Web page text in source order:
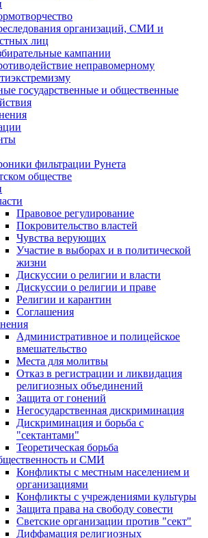
организаций, СМИ и
лиц
кампании
неправомерному
государственные и общественные
фильтрации Рунета
обществе
Правовое регулирование
Покровительство властей
Чувства верующих
Участие в выборах и в политической
жизни
Дискуссии о религии и власти
Дискуссии о религии и праве
Религии и карантин
Соглашения
Административное и полицейское
вмешательство
Места для молитвы
Отказ в регистрации и ликвидация
религиозных объединений
Защита от гонений
Негосударственная дискриминация
Дискриминация и борьба с
"сектантами"
Теоретическая борьба
и СМИ
Конфликты с местным населением и
организациями
Конфликты с учреждениями культуры
Защита права на свободу совести
Светские организации против "сект"
Диффамация религиозных